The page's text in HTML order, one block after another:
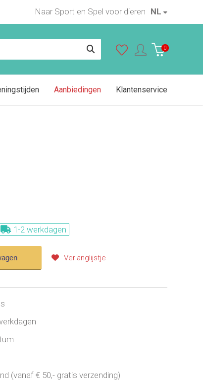
NL
Naar Sport en Spel voor dieren
0
Klantenservice
Aanbiedingen
1-2 werkdagen
Verlanglijstje
(vanaf € 50,- gratis verzending)